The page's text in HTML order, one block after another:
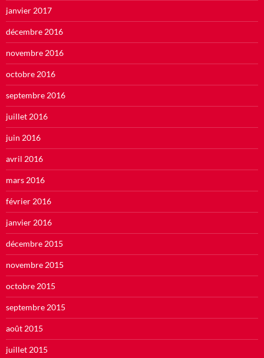
janvier 2017
décembre 2016
novembre 2016
octobre 2016
septembre 2016
juillet 2016
juin 2016
avril 2016
mars 2016
février 2016
janvier 2016
décembre 2015
novembre 2015
octobre 2015
septembre 2015
août 2015
juillet 2015